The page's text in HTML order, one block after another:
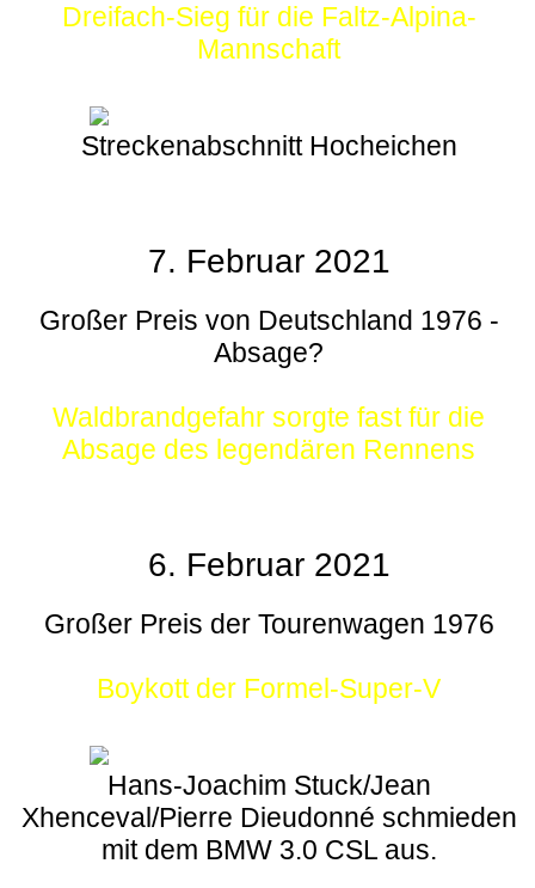
Dreifach-Sieg für die Faltz-Alpina-
Mannschaft
Streckenabschnitt Hocheichen
7. Februar 2021
Großer Preis von Deutschland 1976 -
Absage?
Waldbrandgefahr sorgte fast für die
Absage des legendären Rennens
6. Februar 2021
Großer Preis der Tourenwagen 1976
Boykott der Formel-Super-V
Hans-Joachim Stuck/Jean
Xhenceval/Pierre Dieudonné schmieden
mit dem BMW 3.0 CSL aus.